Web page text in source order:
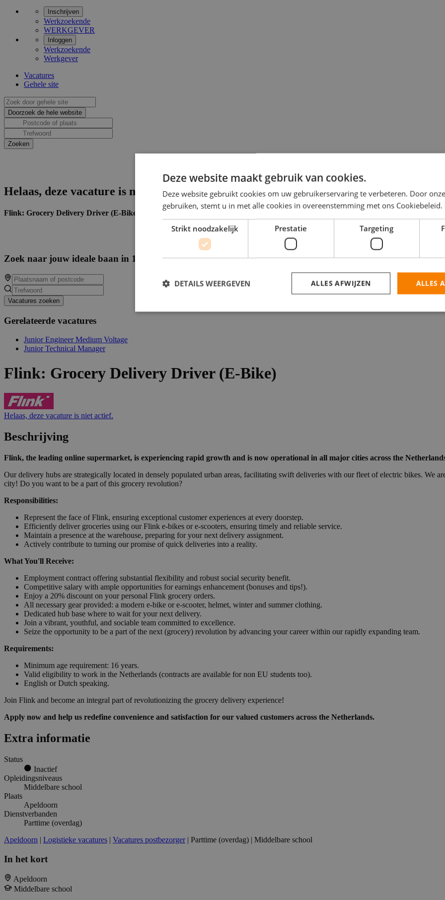
Inschrijven
Werkzoekende
WERKGEVER
Inloggen
Werkzoekende
Werkgever
Vacatures
Gehele site
Helaas, deze vacature is niet actief.
Flink: Grocery Delivery Driver (E-Bike)
Zoek naar jouw ideale baan in 13881 beschikbare vacatures
Vacatures zoeken
Gerelateerde vacatures
Junior Engineer Medium Voltage
Junior Technical Manager
Flink: Grocery Delivery Driver (E-Bike)
Helaas, deze vacature is niet actief.
Beschrijving
Flink, the leading online supermarket, is experiencing rapid growth and is now operational in all major cities across the
Our delivery hubs are strategically located in densely populated urban areas, facilitating swift deliveries with our fleet of electric bikes. We
city! Do you want to be a part of this grocery revolution?
Responsibilities:
Represent the face of Flink, ensuring exceptional customer experiences at every doorstep.
Efficiently deliver groceries using our Flink e-bikes or e-scooters, ensuring timely and reliable service.
Maintain a presence at the warehouse, preparing for your next delivery assignment.
Actively contribute to turning our promise of quick deliveries into a reality.
What You'll Receive:
Employment contract offering substantial flexibility and robust social security benefit.
Competitive salary with ample opportunities for earnings enhancement (bonuses and tips!).
Enjoy a 20% discount on your personal Flink grocery orders.
All necessary gear provided: a modern e-bike or e-scooter, helmet, winter and summer clothing.
Dedicated hub base where to wait for your next delivery.
Join a vibrant, youthful, and sociable team committed to excellence.
Seize the opportunity to be a part of the next (grocery) revolution by advancing your career within our rapidly expanding team.
Requirements:
Minimum age requirement: 16 years.
Valid eligibility to work in the Netherlands (contracts are available for non EU students too).
English or Dutch speaking.
Join Flink and become an integral part of revolutionizing the grocery delivery experience!
Apply now and help us redefine convenience and satisfaction for our valued customers across the Netherlands.
Extra informatie
Status
Inactief
Opleidingsniveaus
Middelbare school
Plaats
Apeldoorn
Dienstverbanden
Parttime (overdag)
Apeldoorn | Logistieke vacatures | Vacatures postbezorger| Parttime (overdag) | Middelbare school
In het kort
Apeldoorn
Middelbare school
Deze website maakt gebruik van cookies.
Deze website gebruikt cookies om uw gebruikerservaring te verbeteren. Door
gebruiken, stemt u in met alle cookies in overeenstemming met ons Cookiebeleid.
Strikt noodzakelijk Prestatie Targeting
ALLES
ALLES AFWIJZEN
DETAILS WEERGEVEN